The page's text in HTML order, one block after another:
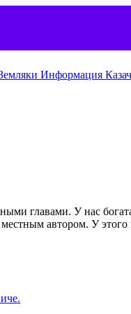
Информация
главами. У нас
автором. У этого